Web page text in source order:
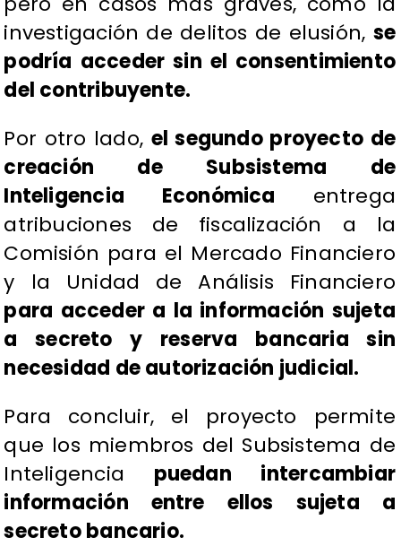
investigación de delitos de elusión, se
podría acceder sin el consentimiento
del contribuyente.
Por otro lado, el segundo proyecto de
creación de Subsistema de
Inteligencia Económica entrega
atribuciones de fiscalización a la
Comisión para el Mercado Financiero
y la Unidad de Análisis Financiero
para acceder a la información sujeta
a secreto y reserva bancaria sin
necesidad de autorización judicial.
Para concluir, el proyecto permite
que los miembros del Subsistema de
Inteligencia puedan intercambiar
información entre ellos sujeta a
secreto bancario.